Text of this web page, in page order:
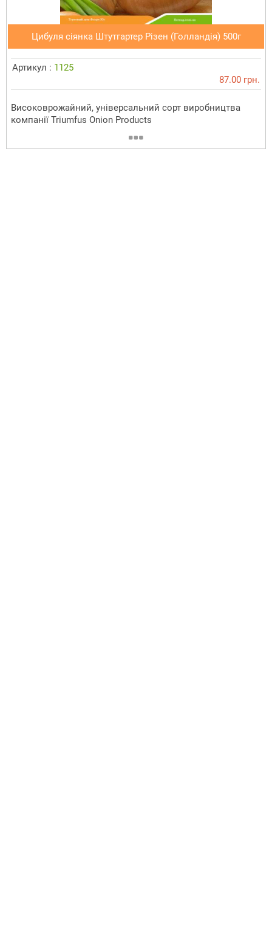
Цибуля сіянка Штутгартер Різен (Голландія) 500г
Артикул : 1125
87.00 грн.
Високоврожайний, універсальний сорт виробництва
компанії Triumfus Onion Products